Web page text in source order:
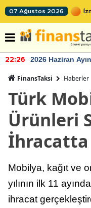
07 Ağustos 2026
22:26 2026 Haziran
FinansTaksi Haberler
Türk
Ürünleri
Mobilya, kağıt ve
yılının ilk 11
ihracat